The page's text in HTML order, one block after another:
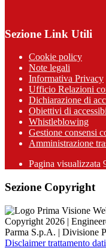
Sezione Link Utili
Cookie policy
Note legali
Informativa Privacy
Ufficio Relazioni
Dichiarazione di
Obiettivi di
Whistleblowing
Gestione consensi
Amministrazione
Pagina visualizzata
Sezione Copyright
Copyright 2026 |
Parma S.p.A. | Divisione
Disclaimer trattamento